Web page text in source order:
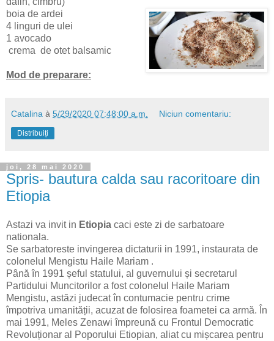
boia de ardei
4 linguri de ulei
1 avocado
crema de otet balsamic
Mod de preparare:
Catalina à 5/29/2020 07:48:00 a.m. Niciun comentariu:
Distribuiți
joi, 28 mai 2020
Spris- bautura calda sau racoritoare din
Etiopia
Astazi va invit in Etiopia caci este zi de sarbatoare
nationala.
Se sarbatoreste invingerea dictaturii in 1991, instaurata de
colonelul Mengistu Haile Mariam .
Până în 1991 șeful statului, al guvernului și secretarul
Partidului Muncitorilor a fost colonelul Haile Mariam
Mengistu, astăzi judecat în contumacie pentru crime
împotriva umanității, acuzat de folosirea foametei ca armă. În
mai 1991, Meles Zenawi împreună cu Frontul Democratic
Revoluționar al Poporului Etiopian, aliat cu mișcarea pentru